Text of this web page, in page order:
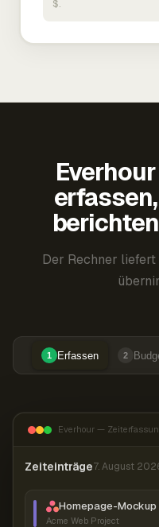
$.
Der Rechner
1 Erfassen 2
Everhour —
Zeiteinträge7. August
Homepage-Mockup
Acme Web Project